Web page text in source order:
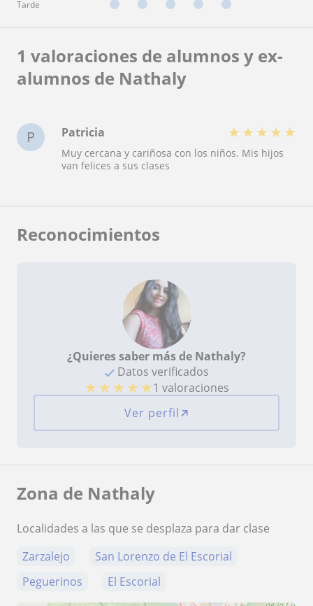
Tarde
1 valoraciones de alumnos y ex-
alumnos de Nathaly
P Patricia ★ ★ ★ ★ ★
Muy cercana y cariñosa con los niños. Mis hijos
van felices a sus clases
Reconocimientos
¿Quieres saber más de Nathaly?
Datos verificados
★ ★ ★ ★ ★1 valoraciones
Ver perfil
Zona de Nathaly
Localidades a las que se desplaza para dar clase
Zarzalejo
San Lorenzo de El Escorial
Peguerinos
El Escorial